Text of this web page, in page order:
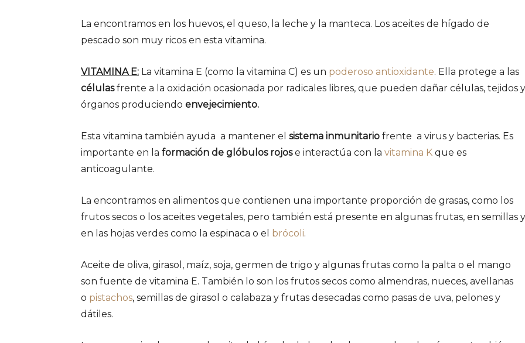
La encontramos en los huevos, el queso, la leche y la manteca. Los aceites de hígado de
pescado son muy ricos en esta vitamina.
VITAMINA E: La vitamina E (como la vitamina C) es un poderoso antioxidante. Ella protege a las
célulasfrente a la oxidación ocasionada por radicales libres, que pueden dañar células, tejidos y
órganos produciendo envejecimiento.
Esta vitamina también ayuda a mantener el sistema inmunitario frente a virus y bacterias. Es
importante en la formación de glóbulos rojose interactúa con la vitamina K que es
anticoagulante.
La encontramos en alimentos que contienen una importante proporción de grasas, como los
frutos secos o los aceites vegetales, pero también está presente en algunas frutas, en semillas y
en las hojas verdes como la espinaca o el
brócoli.
Aceite de oliva, girasol, maíz, soja, germen de trigo y algunas frutas como la palta o el mango
son fuente de vitamina E. También lo son los frutos secos como almendras, nueces, avellanas
o pistachos, semillas de girasol o calabaza y frutas desecadas como pasas de uva, pelones y
dátiles.